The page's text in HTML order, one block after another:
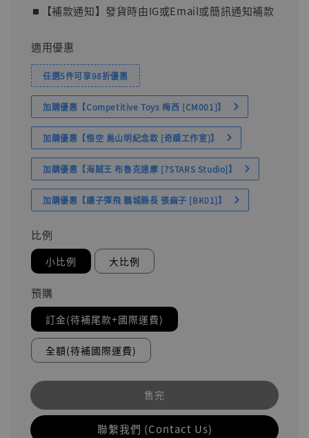
⏹︎【補款通知】發貨時由IG或Email或簡訊通知補款
適用優惠
任選5件可享98折優惠
加購優惠【Competitive Toys 梅西 [CM001]】
加購優惠【悟空 鳥山明紀念款 [奇蹟工作室]】
加購優惠【海賊王 布魯克達摩 [7STARS Studio]】
加購優惠【讓子彈飛 鵝城縣長 張麻子 [BK01]】
比例
小比例 大比例
預購
訂金(待補尾款+國際運費)
全額(待補國際運費)
售完
聯繫我們 (Contact Us)